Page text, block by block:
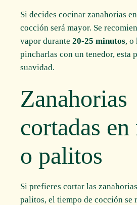
Si decides cocinar zanahorias
cocción será mayor. Se
vapor durante20-25 minutos, o
pincharlas con un tenedor, esta
suavidad.
Zanahorias
cortadas en
o palitos
Si prefieres cortar las
palitos, el tiempo de cocción se